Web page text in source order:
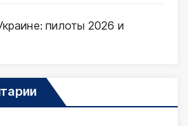
пилоты 2026 и